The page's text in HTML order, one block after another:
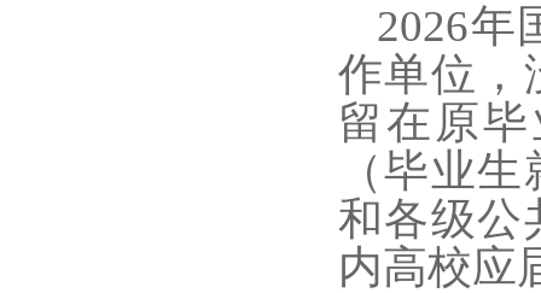
2026年
作单位，
留在原
（毕业
和各级公
内高校应